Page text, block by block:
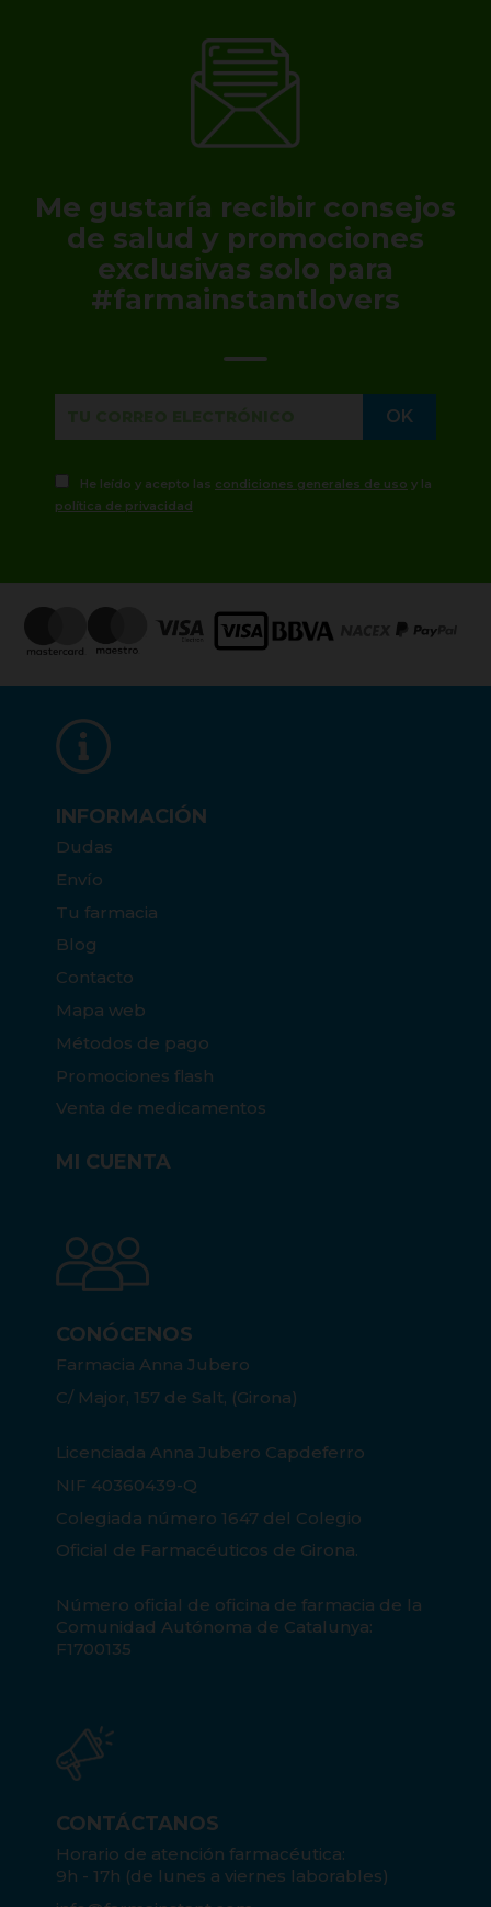
Me gustaría recibir consejos
de salud y promociones
exclusivas solo para
#farmainstantlovers
He leído y acepto las condiciones generales de uso y la
política de privacidad
INFORMACIÓN
Dudas
Envío
Tu farmacia
Blog
Contacto
Mapa web
Métodos de pago
Promociones flash
Venta de medicamentos
MI CUENTA
CONÓCENOS
Farmacia Anna Jubero
C/ Major, 157 de Salt, (Girona)
Licenciada Anna Jubero Capdeferro
NIF 40360439-Q
Colegiada número 1647 del Colegio
Oficial de Farmacéuticos de Girona.
Número oficial de oficina de farmacia de la
Comunidad Autónoma de Catalunya:
F1700135
CONTÁCTANOS
Horario de atención farmacéutica:
9h - 17h (de lunes a viernes laborables)